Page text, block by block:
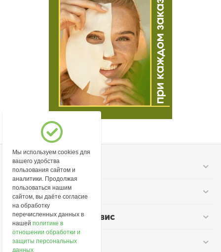
Моя учетная запись
Информация
Покупательский сервис
Контакты
Мы используем cookies для
вашего удобства
пользования сайтом и
аналитики. Продолжая
пользоваться нашим
сайтом, вы даёте согласие
на обработку
перечисленных данных в
нашейполитике в
отношении обработки и
защиты персональных
данных